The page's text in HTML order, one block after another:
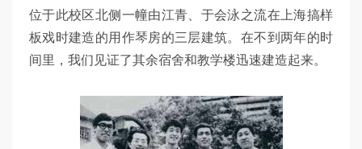
位于此校区北侧一幢由江青、于会泳之流在上海搞样
板戏时建造的用作琴房的三层建筑。在不到两年的时
间里，我们见证了其余宿舍和教学楼迅速建造起来。